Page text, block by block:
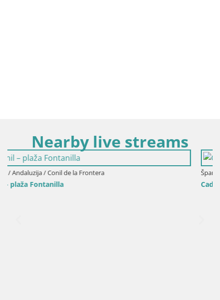
Nearby live streams
Španija / Andaluzija / Cadiz